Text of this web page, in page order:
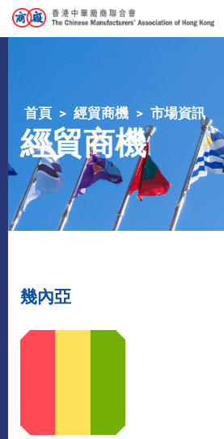
首頁 經貿商機 市場資訊
經貿商機
幾內亞